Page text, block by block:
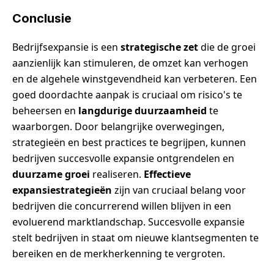
Conclusie
Bedrijfsexpansie is een strategische zetdie de groei
aanzienlijk kan stimuleren, de omzet kan verhogen
en de algehele winstgevendheid kan verbeteren. Een
goed doordachte aanpak is cruciaal om risico's te
beheersen en langdurige duurzaamheid te
waarborgen. Door belangrijke overwegingen,
strategieën en best practices te begrijpen, kunnen
bedrijven succesvolle expansie ontgrendelen en
duurzame groei realiseren. Effectieve
expansiestrategieën zijn van cruciaal belang voor
bedrijven die concurrerend willen blijven in een
evoluerend marktlandschap. Succesvolle expansie
stelt bedrijven in staat om nieuwe klantsegmenten te
bereiken en de merkherkenning te vergroten.